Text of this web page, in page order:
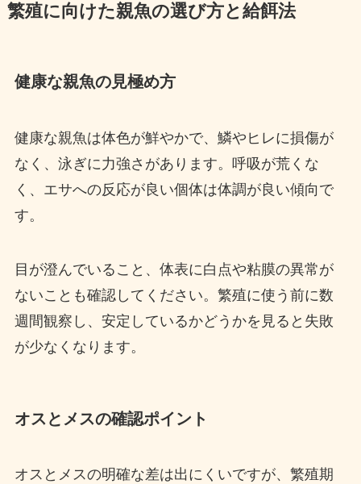
繁殖に向けた親魚の選び方と給餌法
健康な親魚の見極め方
健康な親魚は体色が鮮やかで、鱗やヒレに損傷が
なく、泳ぎに力強さがあります。呼吸が荒くな
く、エサへの反応が良い個体は体調が良い傾向で
す。
目が澄んでいること、体表に白点や粘膜の異常が
ないことも確認してください。繁殖に使う前に数
週間観察し、安定しているかどうかを見ると失敗
が少なくなります。
オスとメスの確認ポイント
オスとメスの明確な差は出にくいですが、繁殖期